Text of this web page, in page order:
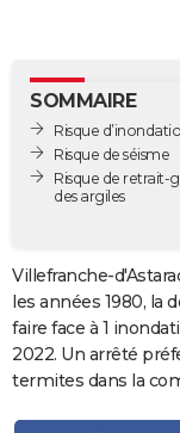
GUIDES D'ACHAT
BONS PLANS
CARTE DE VOEUX
Dictionnaire
Biographies
Citations
Expressions
Proverbes
PROGRAMME TV
COPAINS D'AVANT
S'inscrire
Se connecter
Lycées
Collèges
Primaires
Universités
Entreprises
Service militaire
Avis de recherche
SOMMAIRE
Risque
Risque de séisme
Risque de retrait-
des argiles
Villefranche-
les années 1980, la
faire face à 1
2022. Un arrêté
termites dans la